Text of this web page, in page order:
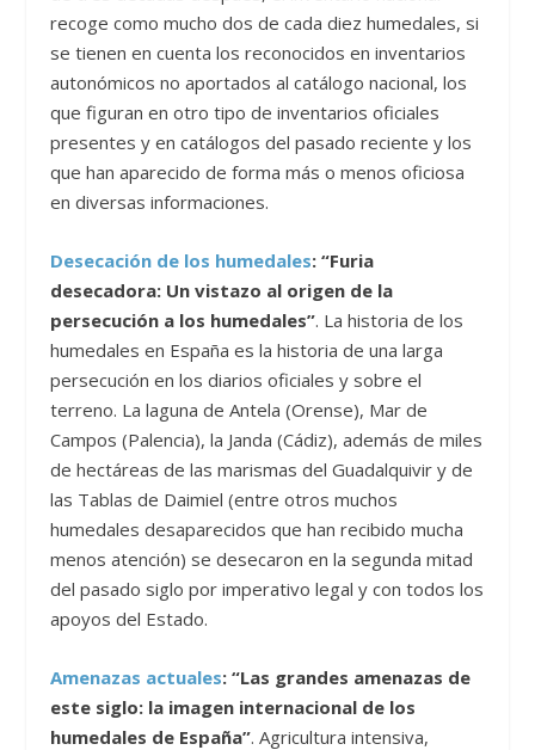
recoge como mucho dos de cada diez humedales, si
se tienen en cuenta los reconocidos en inventarios
autonómicos no aportados al catálogo nacional, los
que figuran en otro tipo de inventarios oficiales
presentes y en catálogos del pasado reciente y los
que han aparecido de forma más o menos oficiosa
en diversas informaciones.
Desecación de los humedales: “Furia
desecadora: Un vistazo al origen de la
persecución a los humedales”. La historia de los
humedales en España es la historia de una larga
persecución en los diarios oficiales y sobre el
terreno. La laguna de Antela (Orense), Mar de
Campos (Palencia), la Janda (Cádiz), además de miles
de hectáreas de las marismas del Guadalquivir y de
las Tablas de Daimiel (entre otros muchos
humedales desaparecidos que han recibido mucha
menos atención) se desecaron en la segunda mitad
del pasado siglo por imperativo legal y con todos los
apoyos del Estado.
Amenazas actuales: “Las grandes amenazas de
este siglo: la imagen internacional de los
humedales de España”. Agricultura intensiva,